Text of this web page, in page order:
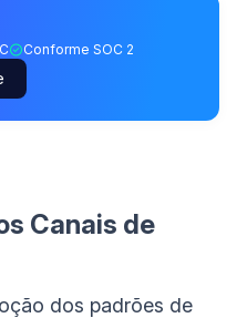
Conforme SOC 2
Canais de
dos padrões de